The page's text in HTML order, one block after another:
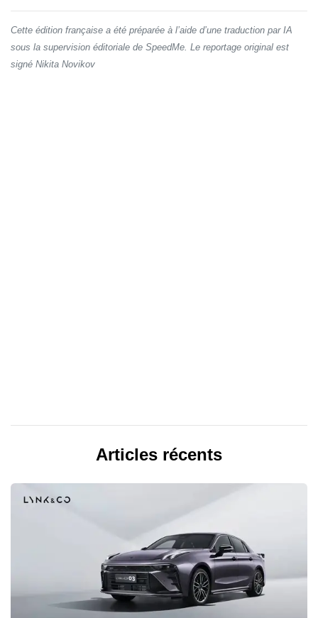
Cette édition française a été préparée à l’aide d’une traduction par IA
sous la supervision éditoriale de SpeedMe. Le reportage original est
signé Nikita Novikov
Articles récents